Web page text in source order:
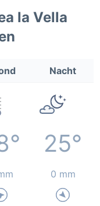
la Vella
Nacht
25°
0 mm